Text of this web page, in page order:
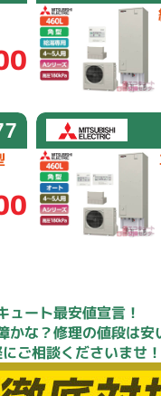
ュート最安値宣言！
かな？修理の値段は安
ご相談くださいませ！